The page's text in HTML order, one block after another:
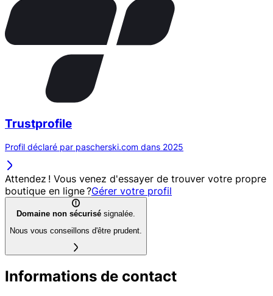
Trustprofile
Profil déclaré par pascherski.com dans 2025
Attendez ! Vous venez d'essayer de trouver votre propre
boutique en ligne ?Gérer votre profil
Domaine non sécurisé signalée.
Nous vous conseillons d'être prudent.
Informations de contact